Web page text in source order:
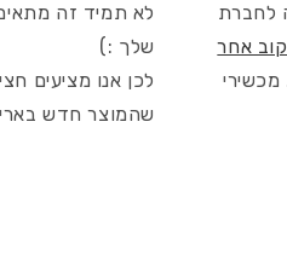
לחברת
אחר
קודם). מכשירי
לא תמיד זה
שלך :)
לכן אנו מציעים
שהמוצר חדש